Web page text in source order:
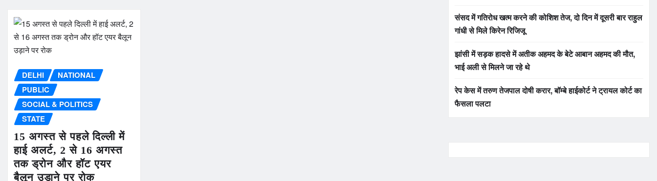
DELHI
NATIONAL
PUBLIC
SOCIAL & POLITICS
STATE
15 अगस्त से पहले दिल्ली में
हाई अलर्ट, 2 से 16 अगस्त
तक ड्रोन और हॉट एयर
बैलून उड़ाने पर रोक
संसद में गतिरोध खत्म करने की कोशिश तेज, दो दिन में दूसरी बार राहुल
गांधी से मिले किरेन रिजिजू
झांसी में सड़क हादसे में अतीक अहमद के बेटे आबान अहमद की मौत,
भाई अली से मिलने जा रहे थे
रेप केस में तरुण तेजपाल दोषी करार, बॉम्बे हाईकोर्ट ने ट्रायल कोर्ट का
फैसला पलटा